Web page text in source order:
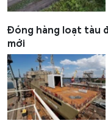
Đóng hàng loạt tàu
mới